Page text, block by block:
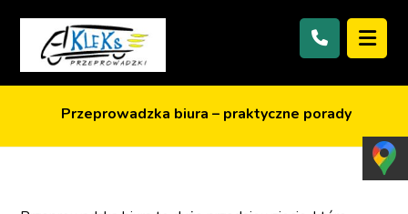
Przeprowadzka biura – praktyczne porady